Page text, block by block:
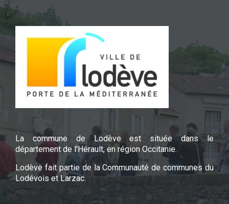
La commune de Lodève est située dans le
département de l'Hérault, en région Occitanie.
Lodève fait partie de la Communauté de communes du
Lodévois et Larzac.